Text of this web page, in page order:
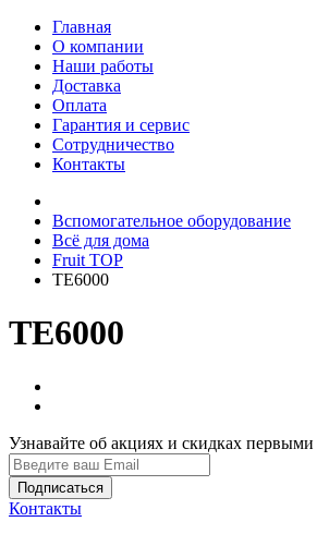
Главная
О компании
Наши работы
Доставка
Оплата
Гарантия и сервис
Cотрудничество
Контакты
Вспомогательное оборудование
Всё для дома
Fruit TOP
ТЕ6000
ТЕ6000
Узнавайте об акциях и скидках первыми
Контакты